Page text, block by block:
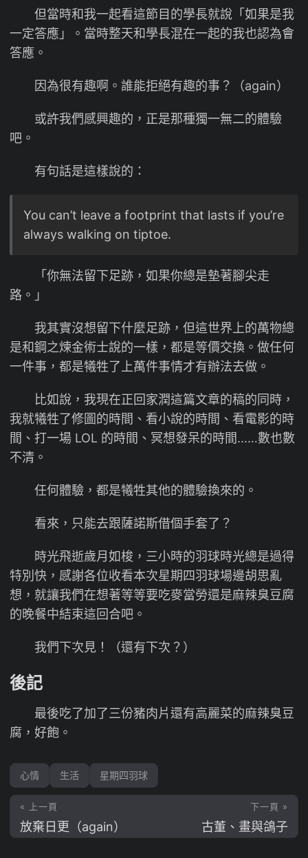
但當時和我一起看這節目的學長就說「如果是我
一定答應」。當時整天和學長混在一起的我也認為會
答應。
因為很有趣啊。誰能拒絕有趣的事？（again）
或許我們感興趣的，正是那種獨一無二的體驗
吧。
有句話是這樣說的：
You can’t leave a footprint that lasts if you’re
always walking on tiptoe.
「你無法留下足跡，如果你總是墊著腳尖走
路。」
我其實沒想留下什麼足跡，但這世界上的萬物總
是和鋼之煉金術士說的一樣，都是等價交換。做任何
一件事，都是犧牲了上萬件事情才有辦法去做。
比如說，我現在正回家潤這篇文章的稿的同時，
我就犧牲了修圖的時間、看小說的時間、看電影的時
間、打一場 LOL 的時間、冥想發呆的時間……數也數
不清。
任何體驗，都是犧牲其他的體驗換來的。
看來，只能去跟薩諾斯借個手套了？
時光飛逝歲月如梭，三小時的羽球時光總是過得
特別快，感謝各位收看本次星期四羽球場邊胡思亂
想，就讓我們在想著等等要吃麥當勞還是麻辣臭豆腐
的晚餐中結束這回合吧。
我們下次見！（還有下次？）
後記
最後吃了加了三份豬肉片還有高麗菜的麻辣臭豆
腐，好飽。
心情 生活 星期四羽球
« 上一頁
放棄日更（again）
下一頁 »
古董、畫與鴿子